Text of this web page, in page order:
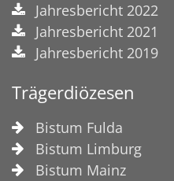
Jahresbericht 2022
Jahresbericht 2021
Jahresbericht 2019
Trägerdiözesen
Bistum Fulda
Bistum Limburg
Bistum Mainz